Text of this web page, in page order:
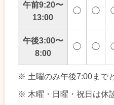
午前9:20〜
13:00
◯ ◯
午後3:00〜
8:00
◯ ◯
※ 土曜のみ午後7:00まで
※ 木曜・日曜・祝日は休